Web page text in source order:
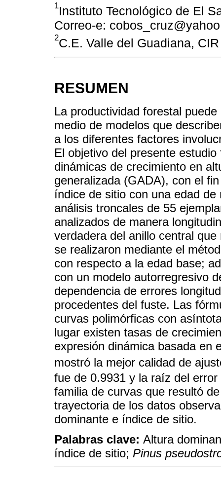
1Instituto Tecnológico de El
Correo-e:
2C.E. Valle del Guadiana,
RESUMEN
La productividad forestal
medio de modelos que
a los diferentes factores
El objetivo del presente
dinámicas de crecimiento en
generalizada (GADA), con el
índice de sitio con una edad
análisis troncales de 55
analizados de manera
verdadera del anillo central
se realizaron mediante el
con respecto a la edad base;
con un modelo autorregresivo
dependencia de errores
procedentes del fuste. Las
curvas polimórficas con
lugar existen tasas de
expresión dinámica basada en
mostró la mejor calidad de
fue de 0.9931 y la raíz del
familia de curvas que resultó
trayectoria de los datos
dominante e índice de sitio.
Palabras clave: Altura
índice de sitio; Pinus